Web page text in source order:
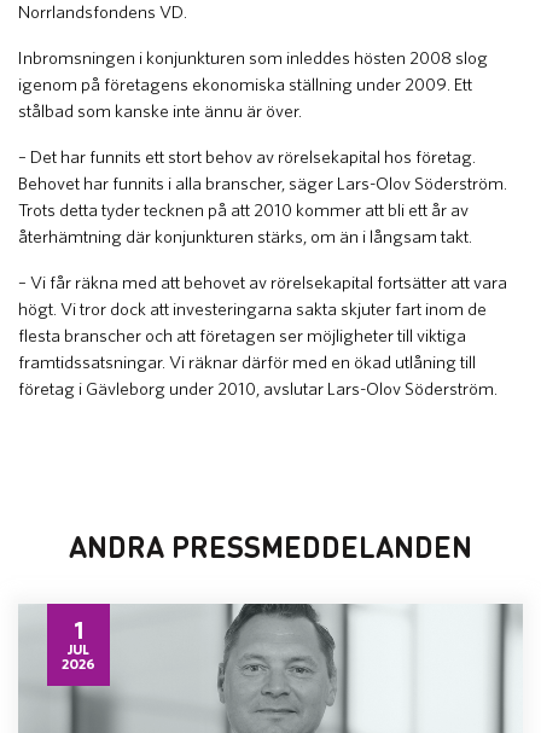
Norrlandsfondens VD.
Inbromsningen i konjunkturen som inleddes hösten 2008 slog
igenom på företagens ekonomiska ställning under 2009. Ett
stålbad som kanske inte ännu är över.
– Det har funnits ett stort behov av rörelsekapital hos företag.
Behovet har funnits i alla branscher, säger Lars-Olov Söderström.
Trots detta tyder tecknen på att 2010 kommer att bli ett år av
återhämtning där konjunkturen stärks, om än i långsam takt.
– Vi får räkna med att behovet av rörelsekapital fortsätter att vara
högt. Vi tror dock att investeringarna sakta skjuter fart inom de
flesta branscher och att företagen ser möjligheter till viktiga
framtidssatsningar. Vi räknar därför med en ökad utlåning till
företag i Gävleborg under 2010, avslutar Lars-Olov Söderström.
ANDRA PRESSMEDDELANDEN
1
JUL
2026